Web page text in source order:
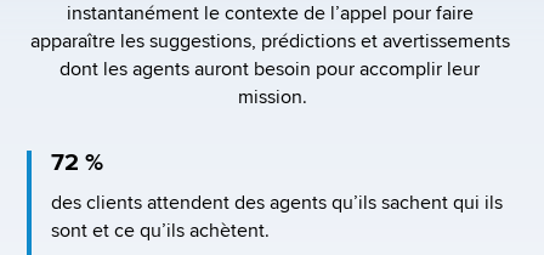
instantanément le contexte de l’appel pour faire
apparaître les suggestions, prédictions et avertissements
dont les agents auront besoin pour accomplir leur
mission.
72 %
des clients attendent des agents qu’ils sachent qui ils
sont et ce qu’ils achètent.